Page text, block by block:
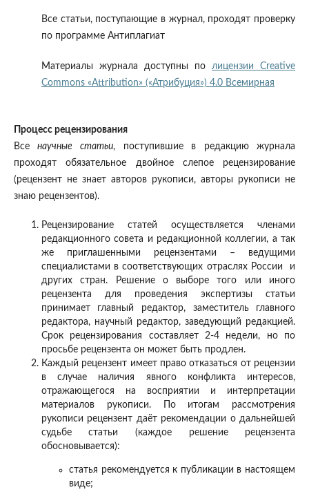
Все статьи, поступающие в журнал, проходят проверку
по программе Антиплагиат
Материалы журнала доступны полицензии Creative
Commons «Attribution» («Атрибуция») 4.0 Всемирная
Процесс рецензирования
Всенаучные статьи, поступившие в редакцию журнала
проходят обязательное двойное слепое рецензирование
(рецензент не знает авторов рукописи, авторы рукописи не
знаю рецензентов).
Рецензирование статей осуществляется членами
редакционного совета и редакционной коллегии, а так
же приглашенными рецензентами – ведущими
специалистами в соответствующих отраслях России и
других стран. Решение о выборе того или иного
рецензента для проведения экспертизы статьи
принимает главный редактор, заместитель главного
редактора, научный редактор, заведующий редакцией.
Срок рецензирования составляет 2-4 недели, но по
просьбе рецензента он может быть продлен.
Каждый рецензент имеет право отказаться от рецензии
в случае наличия явного конфликта интересов,
отражающегося на восприятии и интерпретации
материалов рукописи. По итогам рассмотрения
рукописи рецензент даёт рекомендации о дальнейшей
судьбе статьи (каждое решение рецензента
обосновывается):
статья рекомендуется к публикации в настоящем
виде;